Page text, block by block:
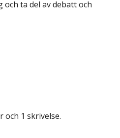
ta del av debatt och
och 1 skrivelse.